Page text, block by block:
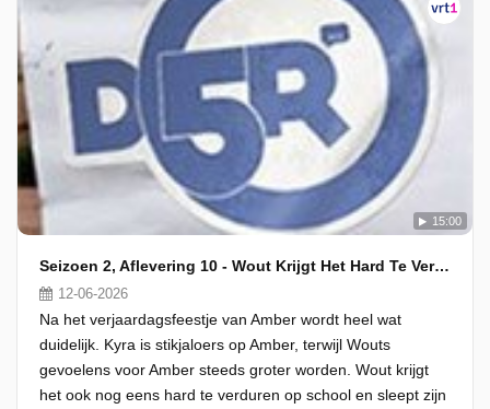
15:00
Seizoen 2, Aflevering 10 - Wout Krijgt Het Hard Te Verduren
12-06-2026
Na het verjaardagsfeestje van Amber wordt heel wat
duidelijk. Kyra is stikjaloers op Amber, terwijl Wouts
gevoelens voor Amber steeds groter worden. Wout krijgt
het ook nog eens hard te verduren op school en sleept zijn